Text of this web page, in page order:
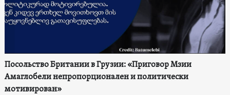
Посольство Британии в Грузии: «Приговор Мзии
Амаглобели непропорционален и политически
мотивирован»